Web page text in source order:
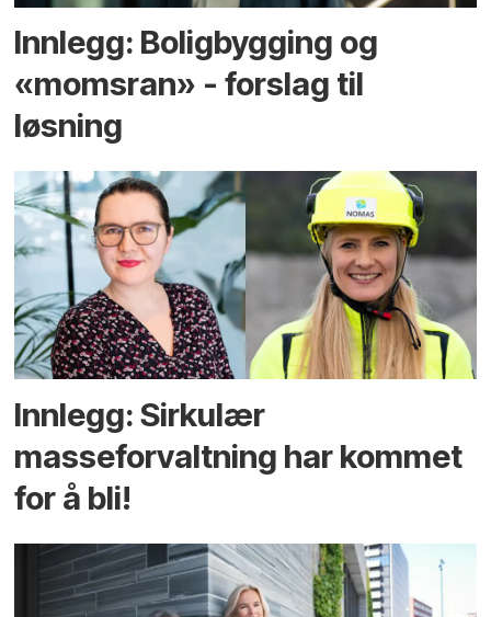
Innlegg: Boligbygging og
«momsran» - forslag til
løsning
Innlegg: Sirkulær
masseforvaltning har kommet
for å bli!